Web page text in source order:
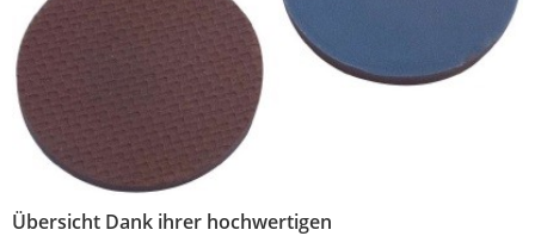
Übersicht Dank ihrer hochwertigen